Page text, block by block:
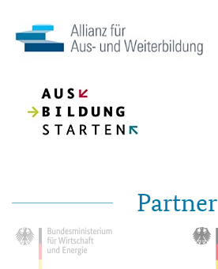
Partner